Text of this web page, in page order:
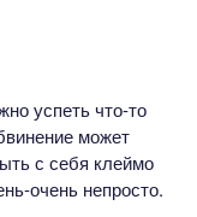
успеть что-то
может
с себя клеймо
очень непросто.